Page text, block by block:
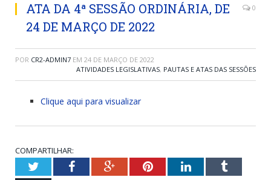
ATA DA 4ª SESSÃO ORDINÁRIA, DE
24 DE MARÇO DE 2022
0
POR CR2-ADMIN7 EM 24 DE MARÇO DE 2022
ATIVIDADES LEGISLATIVAS, PAUTAS E ATAS DAS SESSÕES
Clique aqui para visualizar
COMPARTILHAR:
TwitterFacebookGoogle+PinterestLinkedInTumblr